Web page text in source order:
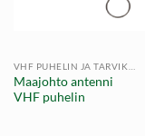
Maajohto antenni
VHF puhelin